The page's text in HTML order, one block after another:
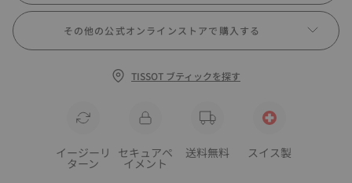
その他の公式オンラインストアで購入する
TISSOT ブティックを探す
イージーリ
ターン
セキュアペ
イメント
送料無料 スイス製